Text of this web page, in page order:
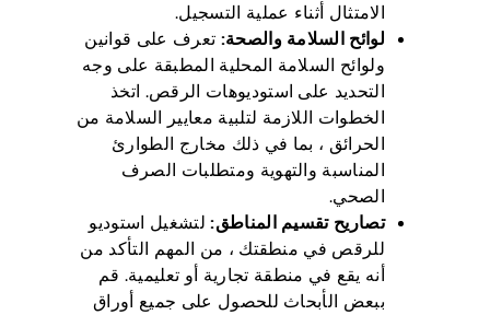
الامتثال أثناء عملية التسجيل.
لوائح السلامة والصحة: تعرف على قوانين
ولوائح السلامة المحلية المطبقة على وجه
التحديد على استوديوهات الرقص. اتخذ
الخطوات اللازمة لتلبية معايير السلامة من
الحرائق ، بما في ذلك مخارج الطوارئ
المناسبة والتهوية ومتطلبات الصرف
الصحي.
تصاريح تقسيم المناطق:لتشغيل استوديو
للرقص في منطقتك ، من المهم التأكد من
أنه يقع في منطقة تجارية أو تعليمية. قم
ببعض الأبحاث للحصول على جميع أوراق